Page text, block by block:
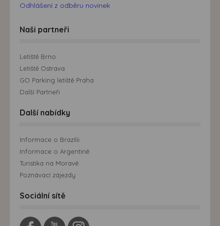
Odhlášení z odběru novinek
Naši partneři
Letiště Brno
Letiště Ostrava
GO Parking letiště Praha
Další Partneři
Další nabídky
Informace o Brazílii
Informace o Argentině
Turistika na Moravě
Poznávací zájezdy
Sociální sítě